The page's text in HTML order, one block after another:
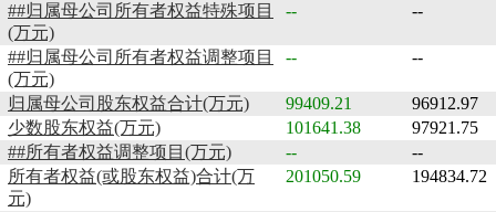
##归属母公司所有者权益特殊项目
(万元)
-- --
##归属母公司所有者权益调整项目
(万元)
-- --
归属母公司股东权益合计(万元) 99409.21
96912.97
少数股东权益(万元)
101641.38
97921.75
##所有者权益调整项目(万元)
--
--
所有者权益(或股东权益)合计(万
元)
201050.59 194834.72